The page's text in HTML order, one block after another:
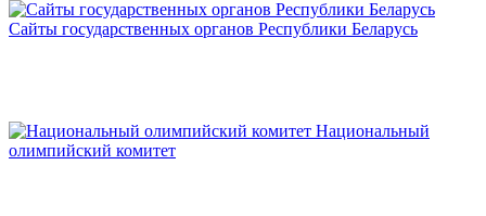
Сайты государственных органов Республики Беларусь
Национальный
олимпийский комитет